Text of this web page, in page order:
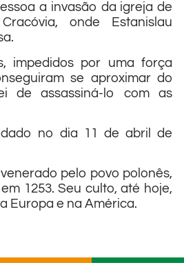
a invasão da igreja de
onde Estanislau
impedidos por uma força
se aproximar do
de assassiná-lo com as
no dia 11 de abril de
pelo povo polonês,
1253. Seu culto, até hoje,
Europa e na América.